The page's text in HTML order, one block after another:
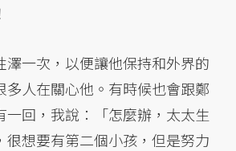
澤一次，以便讓他保持和外界的
多人在關心他。有時候也會跟鄭
一回，我說：「怎麼辦，太太生
很想要有第二個小孩，但是努力